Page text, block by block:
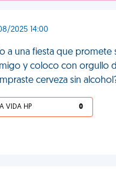
2025 14:00
a una fiesta que
y coloco con orgullo
cerveza sin
VIDA HP 0